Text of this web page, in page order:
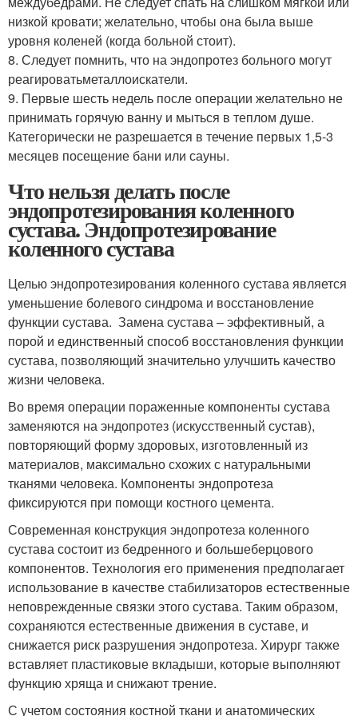
низкой кровати; желательно, чтобы она была выше
уровня коленей (когда больной стоит).
8. Следует помнить, что на эндопротез больного могут
реагироватьметаллоискатели.
9. Первые шесть недель после операции желательно не
принимать горячую ванну и мыться в теплом душе.
Категорически не разрешается в течение первых 1,5-3
месяцев посещение бани или сауны.
Что нельзя делать после
эндопротезирования коленного
сустава. Эндопротезирование
коленного сустава
Целью эндопротезирования коленного сустава является
уменьшение болевого синдрома и восстановление
функции сустава. Замена сустава – эффективный, а
порой и единственный способ восстановления функции
сустава, позволяющий значительно улучшить качество
жизни человека.
Во время операции пораженные компоненты сустава
заменяются на эндопротез (искусственный сустав),
повторяющий форму здоровых, изготовленный из
материалов, максимально схожих с натуральными
тканями человека. Компоненты эндопротеза
фиксируются при помощи костного цемента.
Современная конструкция эндопротеза коленного
сустава состоит из бедренного и большеберцового
компонентов. Технология его применения предполагает
использование в качестве стабилизаторов естественные
неповрежденные связки этого сустава. Таким образом,
сохраняются естественные движения в суставе, и
снижается риск разрушения эндопротеза. Хирург также
вставляет пластиковые вкладыши, которые выполняют
функцию хряща и снижают трение.
С учетом состояния костной ткани и анатомических